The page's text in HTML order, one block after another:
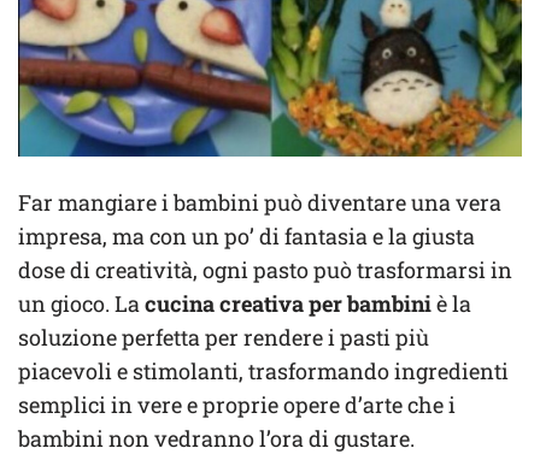
Far mangiare i bambini può diventare una vera
impresa, ma con un po’ di fantasia e la giusta
dose di creatività, ogni pasto può trasformarsi in
un gioco. La cucina creativa per bambiniè la
soluzione perfetta per rendere i pasti più
piacevoli e stimolanti, trasformando ingredienti
semplici in vere e proprie opere d’arte che i
bambini non vedranno l’ora di gustare.